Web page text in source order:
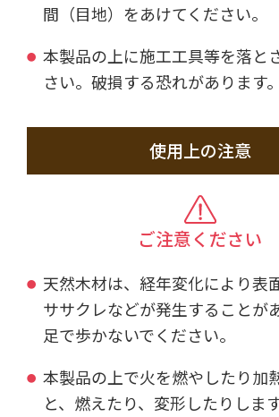
間（目地）をあけてください。
本製品の上に施工工具等を落と
さい。破損する恐れがあります。
使用上の注意
ご注意ください
天然木材は、経年変化により表
ササクレなどが発生することが
足で歩かないでください。
本製品の上で火を燃やしたり加
と、燃えたり、変形したりしま